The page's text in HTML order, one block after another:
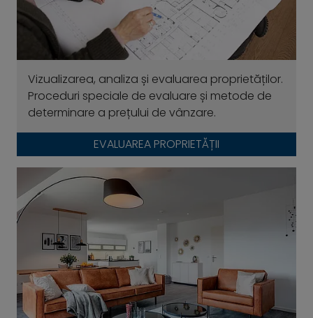
Vizualizarea, analiza și evaluarea proprietăților.
Proceduri speciale de evaluare și metode de
determinare a prețului de vânzare.
EVALUAREA PROPRIETĂȚII